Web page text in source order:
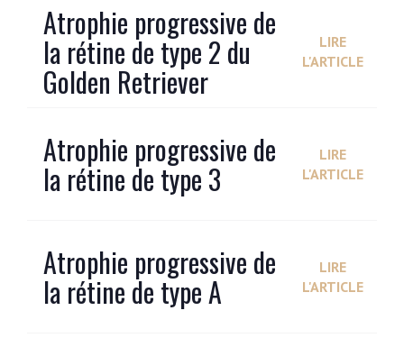
Atrophie progressive de
la rétine de type 2 du
Golden Retriever
LIRE
L'ARTICLE
Atrophie progressive de
la rétine de type 3
LIRE
L'ARTICLE
Atrophie progressive de
la rétine de type A
LIRE
L'ARTICLE